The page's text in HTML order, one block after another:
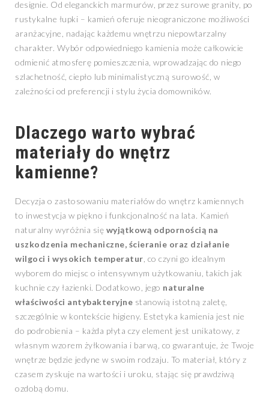
designie. Od eleganckich marmurów, przez surowe granity, po
rustykalne łupki – kamień oferuje nieograniczone możliwości
aranżacyjne, nadając każdemu wnętrzu niepowtarzalny
charakter. Wybór odpowiedniego kamienia może całkowicie
odmienić atmosferę pomieszczenia, wprowadzając do niego
szlachetność, ciepło lub minimalistyczną surowość, w
zależności od preferencji i stylu życia domowników.
Dlaczego warto wybrać
materiały do wnętrz
kamienne?
Decyzja o zastosowaniu materiałów do wnętrz kamiennych
to inwestycja w piękno i funkcjonalność na lata. Kamień
naturalny wyróżnia się wyjątkową odpornością na
uszkodzenia mechaniczne, ścieranie oraz działanie
wilgoci i wysokich temperatur , co czyni go idealnym
wyborem do miejsc o intensywnym użytkowaniu, takich jak
kuchnie czy łazienki. Dodatkowo, jego naturalne
właściwości antybakteryjne stanowią istotną zaletę,
szczególnie w kontekście higieny. Estetyka kamienia jest nie
do podrobienia – każda płyta czy element jest unikatowy, z
własnym wzorem żyłkowania i barwą, co gwarantuje, że Twoje
wnętrze będzie jedyne w swoim rodzaju. To materiał, który z
czasem zyskuje na wartości i uroku, stając się prawdziwą
ozdobą domu.